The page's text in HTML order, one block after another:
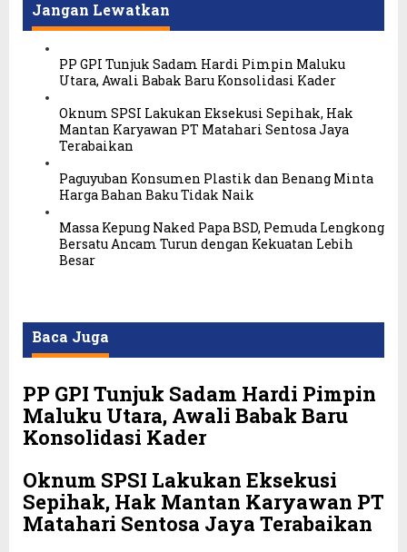
Jangan Lewatkan
PP GPI Tunjuk Sadam Hardi Pimpin Maluku
Utara, Awali Babak Baru Konsolidasi Kader
Oknum SPSI Lakukan Eksekusi Sepihak, Hak
Mantan Karyawan PT Matahari Sentosa Jaya
Terabaikan
Paguyuban Konsumen Plastik dan Benang Minta
Harga Bahan Baku Tidak Naik
Massa Kepung Naked Papa BSD, Pemuda Lengkong
Bersatu Ancam Turun dengan Kekuatan Lebih
Besar
Baca Juga
PP GPI Tunjuk Sadam Hardi Pimpin
Maluku Utara, Awali Babak Baru
Konsolidasi Kader
Oknum SPSI Lakukan Eksekusi
Sepihak, Hak Mantan Karyawan PT
Matahari Sentosa Jaya Terabaikan